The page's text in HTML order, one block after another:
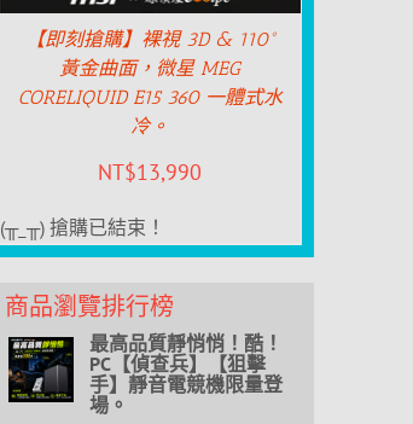
【即刻搶購】裸視 3D & 110°
黃金曲面，微星 MEG
CORELIQUID E15 360 一體式水
冷。
NT$13,990
(╥_╥) 搶購已結束！
商品瀏覽排行榜
最高品質靜悄悄！酷！
PC【偵查兵】【狙擊
手】靜音電競機限量登
場。